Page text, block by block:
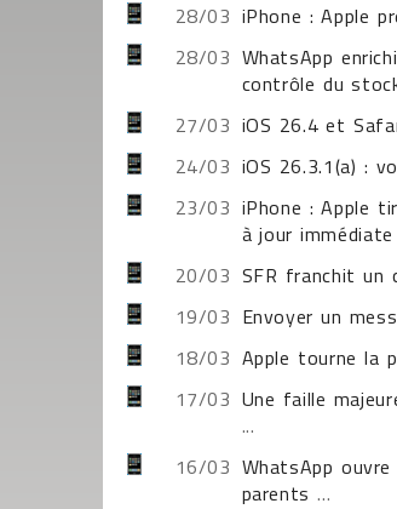
28/03 iPhone : Apple
28/03 WhatsApp
contrôle du
27/03 iOS 26.4 et
24/03 iOS 26.3.1(a) :
23/03 iPhone : Apple
à jour immédiate
20/03 SFR franchit un
19/03 Envoyer un
18/03 Apple tourne la
17/03 Une faille
...
16/03 WhatsApp
parents ...